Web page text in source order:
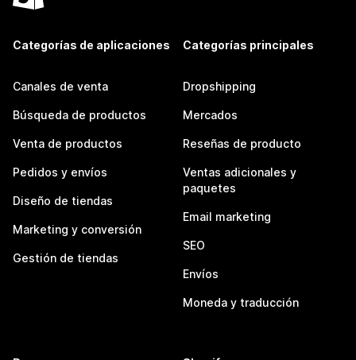
Categorías de aplicaciones
Canales de venta
Búsqueda de productos
Venta de productos
Pedidos y envíos
Diseño de tiendas
Marketing y conversión
Gestión de tiendas
Categorías principales
Dropshipping
Mercados
Reseñas de producto
Ventas adicionales y
paquetes
Email marketing
SEO
Envíos
Moneda y traducción